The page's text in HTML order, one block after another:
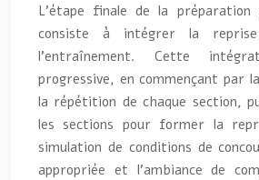
L’étape finale de la préparation
consiste à intégrer la reprise
l’entraînement. Cette
progressive, en commençant par
la répétition de chaque section,
les sections pour former la
simulation de conditions de
appropriée et l’ambiance de